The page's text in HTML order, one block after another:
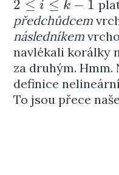
2 ≤ i ≤ k − 1
2 ≤i≤ k −1
předchůdcem
následníkem
navlékali korálky
za druhým.
definice
To jsou přece